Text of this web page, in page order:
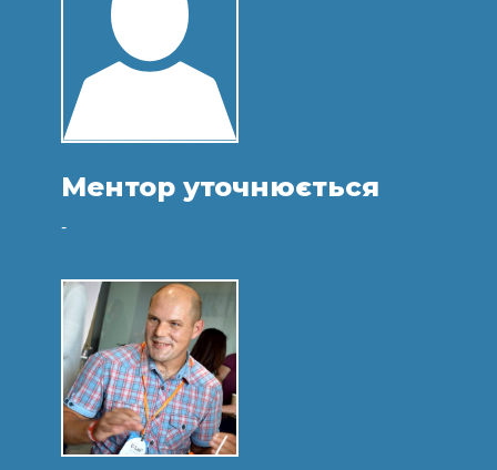
Ментор уточнюється
-